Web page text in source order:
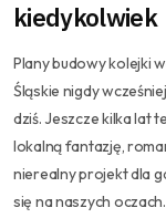
kiedykolwiek
Plany budowy kolejki
Śląskie nigdy
dziś. Jeszcze kilka lat
lokalną fantazję,
nierealny projekt dla
się na naszych